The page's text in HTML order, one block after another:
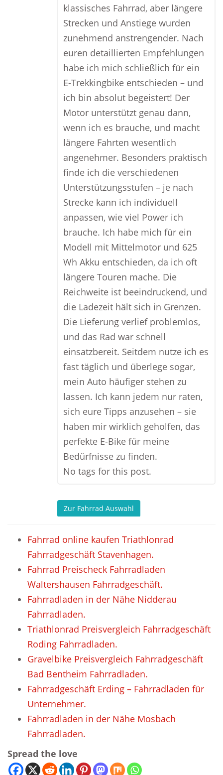
klassisches Fahrrad, aber längere
Strecken und Anstiege wurden
zunehmend anstrengender. Nach
euren detaillierten Empfehlungen
habe ich mich schließlich für ein
E-Trekkingbike entschieden – und
ich bin absolut begeistert! Der
Motor unterstützt genau dann,
wenn ich es brauche, und macht
längere Fahrten wesentlich
angenehmer. Besonders praktisch
finde ich die verschiedenen
Unterstützungsstufen – je nach
Strecke kann ich individuell
anpassen, wie viel Power ich
brauche. Ich habe mich für ein
Modell mit Mittelmotor und 625
Wh Akku entschieden, da ich oft
längere Touren mache. Die
Reichweite ist beeindruckend, und
die Ladezeit hält sich in Grenzen.
Die Lieferung verlief problemlos,
und das Rad war schnell
einsatzbereit. Seitdem nutze ich es
fast täglich und überlege sogar,
mein Auto häufiger stehen zu
lassen. Ich kann jedem nur raten,
sich eure Tipps anzusehen – sie
haben mir wirklich geholfen, das
perfekte E-Bike für meine
Bedürfnisse zu finden.
No tags for this post.
Zur Fahrrad Auswahl
Fahrrad online kaufen Triathlonrad
Fahrradgeschäft Stavenhagen.
Fahrrad Preischeck Fahrradladen
Waltershausen Fahrradgeschäft.
Fahrradladen in der Nähe Nidderau
Fahrradladen.
Triathlonrad Preisvergleich Fahrradgeschäft
Roding Fahrradladen.
Gravelbike Preisvergleich Fahrradgeschäft
Bad Bentheim Fahrradladen.
Fahrradgeschäft Erding – Fahrradladen für
Unternehmer.
Fahrradladen in der Nähe Mosbach
Fahrradladen.
Spread the love